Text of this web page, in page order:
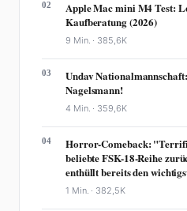
02
Apple Mac mini M4 Test:
Kaufberatung (2026)
9 Min. · 385,6K
03
Undav
Nagelsmann!
4 Min. · 359,6K
04
Horror-Comeback:
beliebte FSK-18-Reihe
enthüllt bereits den
1 Min. · 382,5K